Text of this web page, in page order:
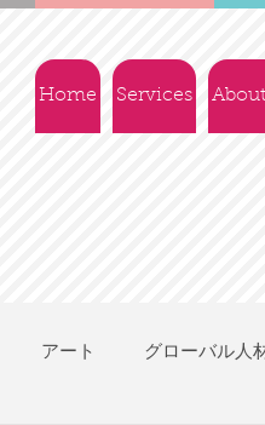
Home Services
アート グローバル人